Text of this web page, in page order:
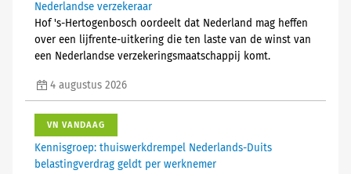
Nederlandse verzekeraar
Hof 's-Hertogenbosch oordeelt dat Nederland mag heffen
over een lijfrente-uitkering die ten laste van de winst van
een Nederlandse verzekeringsmaatschappij komt.
4 augustus 2026
VN VANDAAG
Kennisgroep: thuiswerkdrempel Nederlands-Duits
belastingverdrag geldt per werknemer